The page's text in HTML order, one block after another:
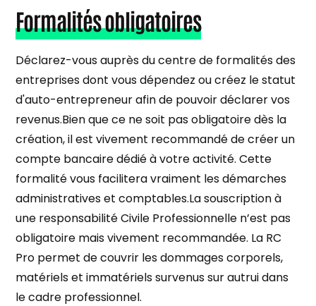
Formalités obligatoires
Déclarez-vous auprès du centre de formalités des
entreprises dont vous dépendez ou créez le statut
d'auto-entrepreneur afin de pouvoir déclarer vos
revenus.Bien que ce ne soit pas obligatoire dès la
création, il est vivement recommandé de créer un
compte bancaire dédié à votre activité. Cette
formalité vous facilitera vraiment les démarches
administratives et comptables.La souscription à
une responsabilité Civile Professionnelle n’est pas
obligatoire mais vivement recommandée. La RC
Pro permet de couvrir les dommages corporels,
matériels et immatériels survenus sur autrui dans
le cadre professionnel.